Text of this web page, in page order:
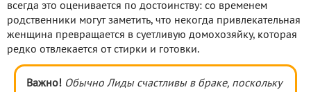
всегда это оценивается по достоинству: со временем
родственники могут заметить, что некогда привлекательная
женщина превращается в суетливую домохозяйку, которая
редко отвлекается от стирки и готовки.
Важно! Обычно Лиды счастливы в браке, поскольку